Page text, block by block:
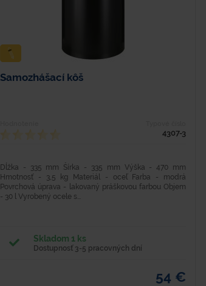
Samozhášací kôš
4307-3
Dĺžka - 335 mm Šírka - 335 mm Výška - 470 mm
Hmotnosť - 3,5 kg Materiál - oceľ Farba - modrá
Povrchová úprava - lakovaný práškovou farbou Objem
- 30 l Vyrobený ocele s...
Skladom 1 ks
Dostupnosť 3-5 pracovných dní
54 €